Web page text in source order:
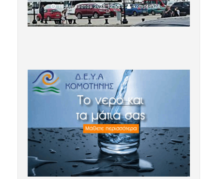
10 Αυγούστου 2026 12:59 komotini24